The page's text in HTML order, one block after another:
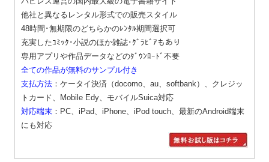
他社と異なるレンタル形式での販売スタイル
48時間･無期限のどちらかのﾚﾝﾀﾙ期間選択可
充実したｺﾐｯｸ･小説のほか雑誌･ｸﾞﾗﾋﾞｱもあり
専用アプリや作品データなどのﾀﾞｳﾝﾛｰﾄﾞ不要
全ての作品が無料のサンプル付き
支払方法 ：ケータイ決済（docomo、au、softbank）、クレジッ
トカード、Mobile Edy、モバイルSuica対応
対応端末 ：PC、iPad、iPhone、iPod touch、最新のAndroid端末
にも対応